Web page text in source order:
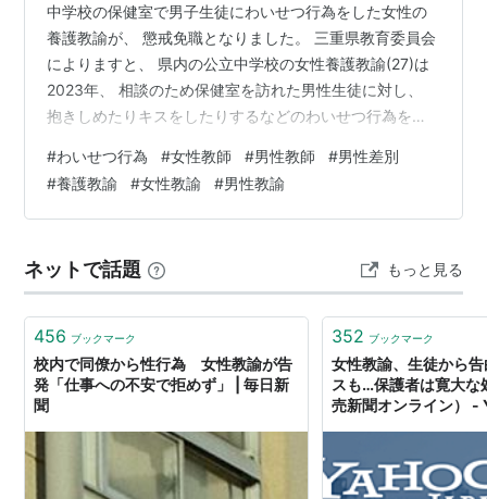
中学校の保健室で男子生徒にわいせつ行為をした女性の
養護教諭が、 懲戒免職となりました。 三重県教育委員会
によりますと、 県内の公立中学校の女性養護教諭(27)は
2023年、 相談のため保健室を訪れた男性生徒に対し、
抱きしめたりキスをしたりするなどのわいせつ行為を何
覚しましたが、 その後養護教諭は男子生徒に対し、 SNS
で「私を守って」などと 自分をかばうように求める内容
を送っていました。 聞き取りに対して養護教諭(27)は
が、 県は23日付で懲戒免職処分としました。 コメント欄
には「うらやま…
#わいせつ行為 #女性教師 #男性教師 #男性差別
#養護教諭 #女性教諭 #男性教諭
ネットで話題 もっと見る
456 ブックマーク
校内で同僚から性行為 女性教諭が告
発「仕事への不安で拒めず」 | 毎日新
聞
352 ブックマーク
女性教諭、生徒から
スも…保護者は寛大な
売新聞オンライン）